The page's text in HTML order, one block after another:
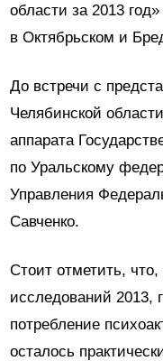
области за 2013
в Октябрьском и
До встречи с
Челябинской
аппарата
по Уральскому
Управления
Савченко.
Стоит отметить,
исследований 2013,
потребление
осталось